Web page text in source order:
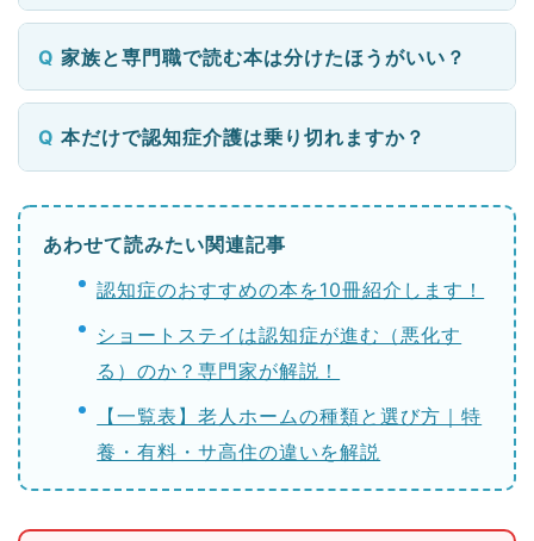
家族と専門職で読む本は分けたほうがいい？
本だけで認知症介護は乗り切れますか？
あわせて読みたい関連記事
認知症のおすすめの本を10冊紹介します！
ショートステイは認知症が進む（悪化す
る）のか？専門家が解説！
【一覧表】老人ホームの種類と選び方｜特
養・有料・サ高住の違いを解説